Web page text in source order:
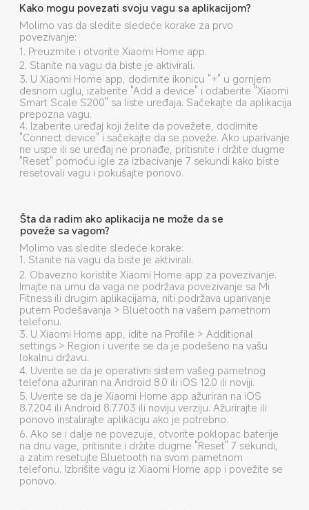
Kako mogu povezati svoju vagu sa aplikacijom?
Molimo vas da sledite sledeće korake za prvo
povezivanje:
1. Preuzmite i otvorite Xiaomi Home app.
2. Stanite na vagu da biste je aktivirali.
3. U Xiaomi Home app, dodirnite ikonicu "+" u gornjem
desnom uglu, izaberite "Add a device" i odaberite "Xiaomi
Smart Scale S200" sa liste uređaja. Sačekajte da aplikacija
prepozna vagu.
4. Izaberite uređaj koji želite da povežete, dodirnite
"Connect device" i sačekajte da se poveže. Ako uparivanje
ne uspe ili se uređaj ne pronađe, pritisnite i držite dugme
"Reset" pomoću igle za izbacivanje 7 sekundi kako biste
resetovali vagu i pokušajte ponovo.
Šta da radim ako aplikacija ne može da se
poveže sa vagom?
Molimo vas sledite sledeće korake:
1. Stanite na vagu da biste je aktivirali.
2. Obavezno koristite Xiaomi Home app za povezivanje.
Imajte na umu da vaga ne podržava povezivanje sa Mi
Fitness ili drugim aplikacijama, niti podržava uparivanje
putem Podešavanja > Bluetooth na vašem pametnom
telefonu.
3. U Xiaomi Home app, idite na Profile > Additional
settings > Region i uverite se da je podešeno na vašu
lokalnu državu.
4. Uverite se da je operativni sistem vašeg pametnog
telefona ažuriran na Android 8.0 ili iOS 12.0 ili noviji.
5. Uverite se da je Xiaomi Home app ažuriran na iOS
8.7.204 ili Android 8.7.703 ili noviju verziju. Ažurirajte ili
ponovo instalirajte aplikaciju ako je potrebno.
6. Ako se i dalje ne povezuje, otvorite poklopac baterije
na dnu vage, pritisnite i držite dugme "Reset" 7 sekundi,
a zatim resetujte Bluetooth na svom pametnom
telefonu. Izbrišite vagu iz Xiaomi Home app i povežite se
ponovo.